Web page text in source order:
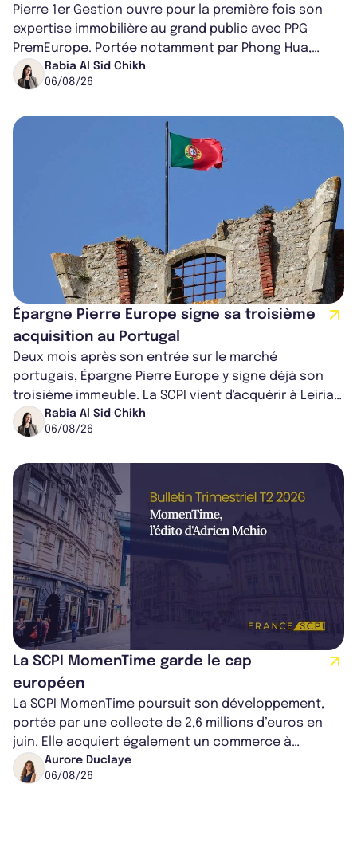
Pierre 1er Gestion ouvre pour la première fois son
expertise immobilière au grand public avec PPG
PremEurope. Portée notamment par Phong Hua,
ancien directeur des investissements d...
Rabia Al Sid Chikh
06/08/26
Épargne Pierre Europe signe sa troisième
acquisition au Portugal
Deux mois après son entrée sur le marché
portugais, Épargne Pierre Europe y signe déjà son
troisième immeuble. La SCPI vient d'acquérir à Leiria,
dans le centre du pays, un établis...
Rabia Al Sid Chikh
06/08/26
La SCPI MomenTime garde le cap
européen
La SCPI MomenTime poursuit son développement,
portée par une collecte de 2,6 millions d’euros en
juin. Elle acquiert également un commerce à
Worcester, place une plateforme logisti...
Aurore Duclaye
06/08/26